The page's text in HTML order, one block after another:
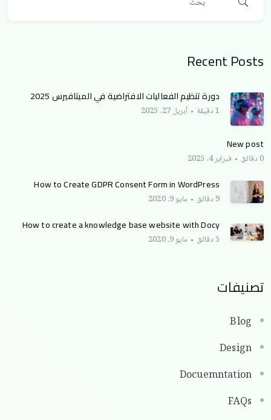
Recent Posts
دورة تنظيم الفعاليات الافتراضية في الميتافيرس 2025
1 دقيقة أبريل 27, 2025
New post
0 دقائق فبراير 4, 2025
How to Create GDPR Consent Form in WordPress
9 دقائق مايو 9, 2020
How to create a knowledge base website with Docy
5 دقائق مايو 9, 2020
تصنيفات
Blog
Design
Docuemntation
FAQs